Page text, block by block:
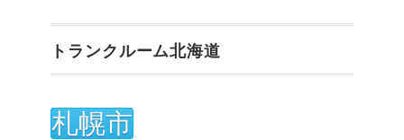
トランクルーム北海道
札幌市